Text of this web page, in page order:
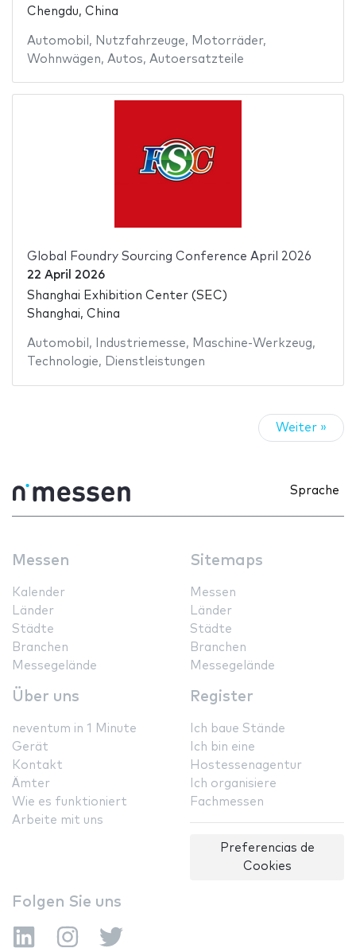
Chengdu, China
Automobil , Nutzfahrzeuge, Motorräder,
Wohnwägen, Autos, Autoersatzteile
Global Foundry Sourcing Conference April 2026
22 April 2026
Shanghai Exhibition Center (SEC)
Shanghai, China
Automobil , Industriemesse, Maschine-Werkzeug,
Technologie, Dienstleistungen
Weiter »
Sprache
Messen
Kalender
Länder
Städte
Branchen
Messegelände
Sitemaps
Messen
Länder
Städte
Branchen
Messegelände
Über uns
neventum in 1 Minute
Gerät
Kontakt
Ämter
Wie es funktioniert
Arbeite mit uns
Register
Ich baue Stände
Ich bin eine
Hostessenagentur
Ich organisiere
Fachmessen
Preferencias de
Cookies
Folgen Sie uns